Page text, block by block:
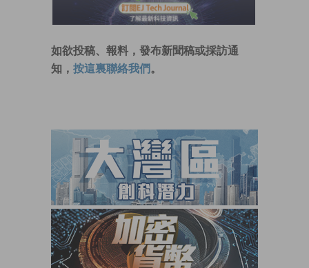
如欲投稿、報料，發布新聞稿或採訪通
知， 按這裏聯絡我們 。